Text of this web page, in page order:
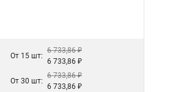
От 15 шт:
6 733,86 ₽
6 733,86 ₽
От 30 шт:
6 733,86 ₽
6 733,86 ₽